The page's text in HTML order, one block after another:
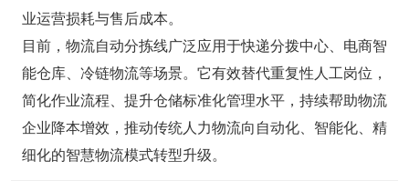
业运营损耗与售后成本。
目前，物流自动分拣线广泛应用于快递分拨中心、电商智
能仓库、冷链物流等场景。它有效替代重复性人工岗位，
简化作业流程、提升仓储标准化管理水平，持续帮助物流
企业降本增效，推动传统人力物流向自动化、智能化、精
细化的智慧物流模式转型升级。